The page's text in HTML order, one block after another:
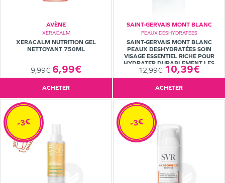
AVÈNE
XERACALM
XERACALM NUTRITION GEL
NETTOYANT 750ML
9,99€ 6,99€
ACHETER
SAINT-GERVAIS MONT BLANC
PEAUX DESHYDRATEES
SAINT-GERVAIS MONT BLANC
PEAUX DESHYDRATÉES SOIN
VISAGE ESSENTIEL RICHE POUR
HYDRATER DURABLEMENT LES
PEAUX SÈCHES À TRÈS SÈCHES. 40
ML
12,99€ 10,39€
ACHETER
-3€ -3€